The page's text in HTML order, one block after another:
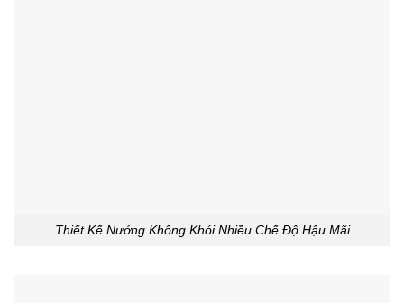
Thiết Kế Nướng Không Khói Nhiều Chế Độ Hậu Mãi